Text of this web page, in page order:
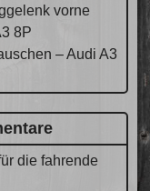
vorne
8P
– Audi A3
die fahrende